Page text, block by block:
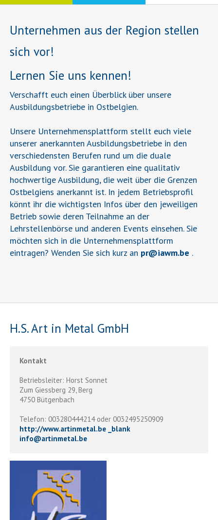
Unternehmen aus der Region stellen
sich vor!
Lernen Sie uns kennen!
Verschafft euch einen Überblick über unsere
Ausbildungsbetriebe in Ostbelgien.
Unsere Unternehmensplattform stellt euch viele
unserer anerkannten Ausbildungsbetriebe in den
verschiedensten Berufen rund um die duale
Ausbildung vor. Sie garantieren eine qualitativ
hochwertige Ausbildung, die weit über die Grenzen
Ostbelgiens anerkannt ist. In jedem Betriebsprofil
könnt ihr die wichtigsten Infos über den jeweiligen
Betrieb sowie deren Teilnahme an der
Lehrstellenbörse und anderen Events einsehen. Sie
möchten sich in die Unternehmensplattform
eintragen? Wenden Sie sich kurz an pr@iawm.be .
H.S. Art in Metal GmbH
Kontakt
Betriebsleiter: Horst Sonnet
Zum Giessberg 29, Berg
4750 Bütgenbach
Telefon: 003280444214 oder 0032495250909
http://www.artinmetal.be _blank
info@artinmetal.be